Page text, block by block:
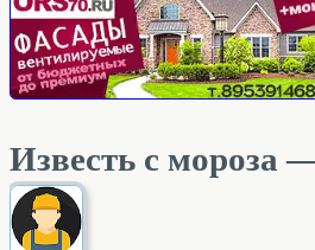
Известь с мороза